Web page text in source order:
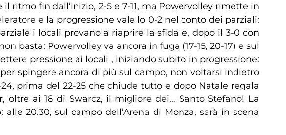
ritmo fin dall’inizio, 2-5 e 7-11, ma Powervolley rimette in
e la progressione vale lo 0-2 nel conto dei parziali:
i locali provano a riaprire la sfida e, dopo il 3-0 con
basta: Powervolley va ancora in fuga (17-15, 20-17) e sul
pressione ai locali , iniziando subito in progressione:
spingere ancora di più sul campo, non voltarsi indietro
prima del 22-25 che chiude tutto e dopo Natale regala
oltre ai 18 di Swarcz, il migliore dei… Santo Stefano! La
20.30, sul campo dell’Arena di Monza, sarà in scena